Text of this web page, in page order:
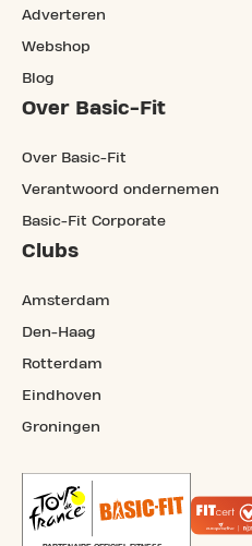
Adverteren
Webshop
Blog
Over Basic-Fit
Over Basic-Fit
Verantwoord ondernemen
Basic-Fit Corporate
Clubs
Amsterdam
Den-Haag
Rotterdam
Eindhoven
Groningen